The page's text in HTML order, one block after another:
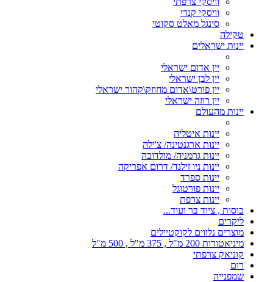
וויסקי קנדי
סינגל מאלט סקוטי
טקילה
יינות ישראלים
יין אדום ישראלי
יין לבן ישראלי
יין פורט\אדום מחוזק\קהור ישראלי
יין רוזה ישראלי
יינות מהעולם
יינות איטליה
יינות ארגנטינה/ צ'ילה
יינות גרמניה/ מולדובה
יינות ניו זילנד/ דרום אפריקה
יינות ספרד
יינות פורטוגל
יינות צרפת
כוסות , ציוד בר ועוד...
ליקרים
מוצרים נלווים לקוקטיילים
מיניאטורות 200 מ"ל , 375 מ"ל , 500 מ"ל
קוניאק צרפתי
רום
שמפנייה